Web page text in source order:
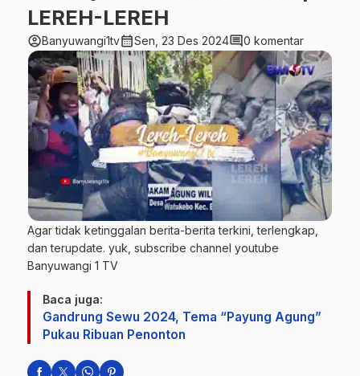
LEREH-LEREH
account_circleBanyuwangi1tvcalendar_monthSen, 23 Des 2024comment0 komentar
Agar tidak ketinggalan berita-berita terkini, terlengkap,
dan terupdate. yuk, subscribe channel youtube
Banyuwangi 1 TV
Baca juga:
Gandrung Sewu 2024, Tema “Payung Agung”
Pukau Ribuan Penonton